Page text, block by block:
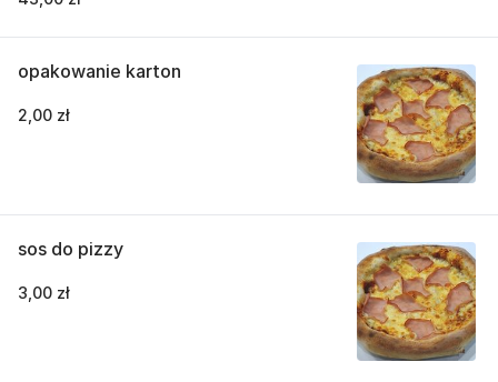
opakowanie karton
2,00 zł
sos do pizzy
3,00 zł